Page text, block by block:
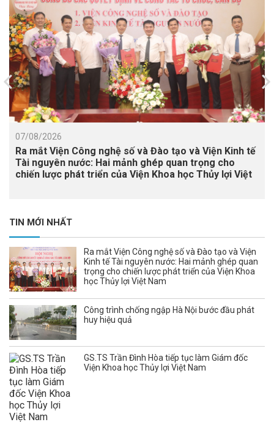
07/08/2026
Ra mắt Viện Công nghệ số và Đào tạo và Viện Kinh tế
Tài nguyên nước: Hai mảnh ghép quan trọng cho
chiến lược phát triển của Viện Khoa học Thủy lợi Việt
TIN MỚI NHẤT
Ra mắt Viện Công nghệ số và Đào tạo và Viện
Kinh tế Tài nguyên nước: Hai mảnh ghép quan
trọng cho chiến lược phát triển của Viện Khoa
học Thủy lợi Việt Nam
Công trình chống ngập Hà Nội bước đầu phát
huy hiệu quả
GS.TS Trần Đình Hòa tiếp tục làm Giám đốc
Viện Khoa học Thủy lợi Việt Nam